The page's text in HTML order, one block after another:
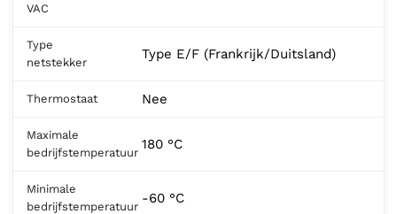
VAC
Type
netstekker
Type E/F (Frankrijk/Duitsland)
Thermostaat Nee
Maximale
bedrijfstemperatuur
180 °C
Minimale
bedrijfstemperatuur
-60 °C